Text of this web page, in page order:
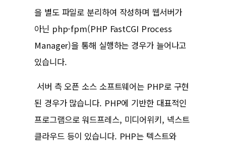
을 별도 파일로 분리하여 작성하며 웹서버가
아닌 php-fpm(PHP FastCGI Process
Manager)을 통해 실행하는 경우가 늘어나고
있습니다.
서버 측 오픈 소스 소프트웨어는 PHP로 구현
된 경우가 많습니다. PHP에 기반한 대표적인
프로그램으로 워드프레스, 미디어위키, 넥스트
클라우드 등이 있습니다. PHP는 텍스트와